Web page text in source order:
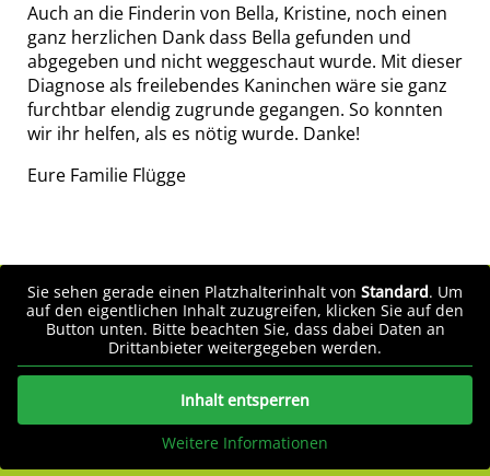
Auch an die Finderin von Bella, Kristine, noch einen
ganz herzlichen Dank dass Bella gefunden und
abgegeben und nicht weggeschaut wurde. Mit dieser
Diagnose als freilebendes Kaninchen wäre sie ganz
furchtbar elendig zugrunde gegangen. So konnten
wir ihr helfen, als es nötig wurde. Danke!
Eure Familie Flügge
Sie sehen gerade einen Platzhalterinhalt von Standard. Um
auf den eigentlichen Inhalt zuzugreifen, klicken Sie auf den
Button unten. Bitte beachten Sie, dass dabei Daten an
Drittanbieter weitergegeben werden.
Inhalt entsperren
Weitere Informationen